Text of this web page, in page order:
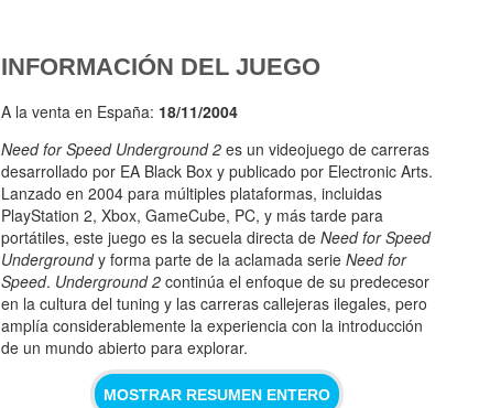
INFORMACIÓN DEL JUEGO
A la venta en España: 18/11/2004
Need for Speed Underground 2 es un videojuego de carreras
desarrollado por EA Black Box y publicado por Electronic Arts.
Lanzado en 2004 para múltiples plataformas, incluidas
PlayStation 2, Xbox, GameCube, PC, y más tarde para
portátiles, este juego es la secuela directa de Need for Speed
Undergroundy forma parte de la aclamada serie Need for
Speed. Underground 2 continúa el enfoque de su predecesor
en la cultura del tuning y las carreras callejeras ilegales, pero
amplía considerablemente la experiencia con la introducción
de un mundo abierto para explorar.
MOSTRAR RESUMEN ENTERO